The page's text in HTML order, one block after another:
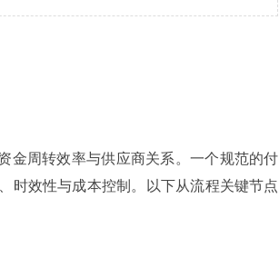
金周转效率与供应商关系。一个规范的付
时效性与成本控制。以下从流程关键节点